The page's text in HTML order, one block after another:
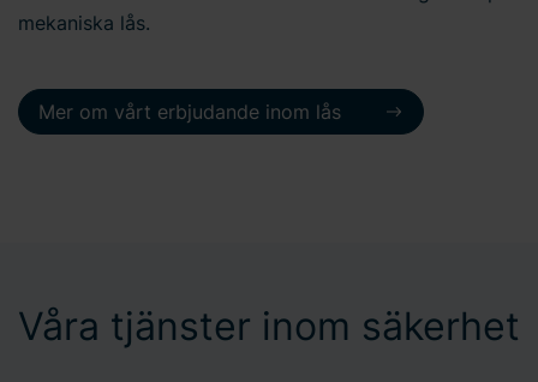
mekaniska lås.
Mer om vårt erbjudande inom lås
Våra tjänster inom säkerhet